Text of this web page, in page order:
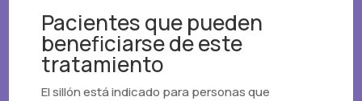
Pacientes que pueden
beneficiarse de este
tratamiento
El sillón está indicado para personas que